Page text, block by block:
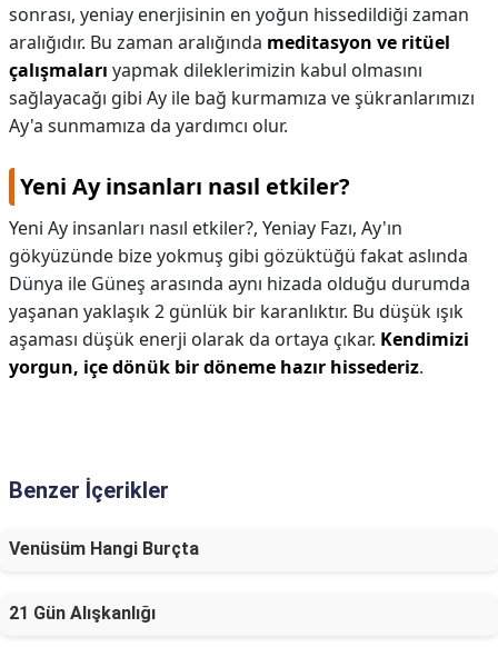
sonrası, yeniay enerjisinin en yoğun hissedildiği zaman
aralığıdır. Bu zaman aralığında meditasyon ve ritüel
çalışmaları yapmak dileklerimizin kabul olmasını
sağlayacağı gibi Ay ile bağ kurmamıza ve şükranlarımızı
Ay'a sunmamıza da yardımcı olur.
Yeni Ay insanları nasıl etkiler?
Yeni Ay insanları nasıl etkiler?, Yeniay Fazı, Ay'ın
gökyüzünde bize yokmuş gibi gözüktüğü fakat aslında
Dünya ile Güneş arasında aynı hizada olduğu durumda
yaşanan yaklaşık 2 günlük bir karanlıktır. Bu düşük ışık
aşaması düşük enerji olarak da ortaya çıkar. Kendimizi
yorgun, içe dönük bir döneme hazır hissederiz.
Benzer İçerikler
Venüsüm Hangi Burçta
21 Gün Alışkanlığı